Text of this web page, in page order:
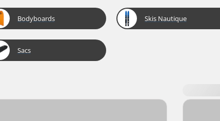
Bodyboards Skis Nautique
Sacs